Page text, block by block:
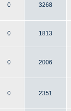
0 3268
0 1813
0 2006
0 2351